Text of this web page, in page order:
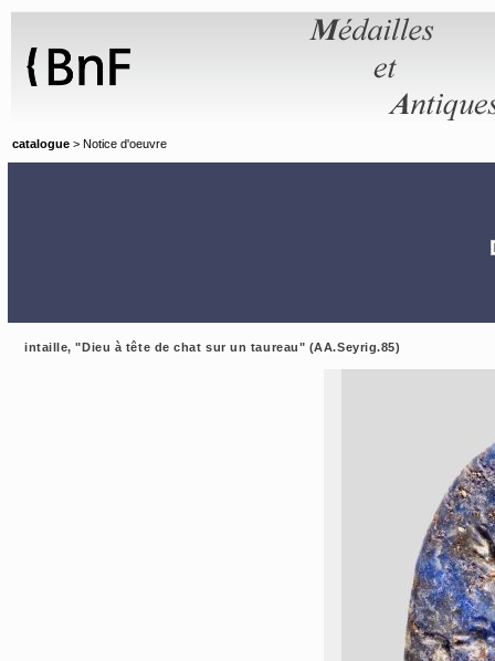
catalogue > Notice d'oeuvre
intaille, "Dieu à tête de chat sur un taureau" (AA.Seyrig.85)